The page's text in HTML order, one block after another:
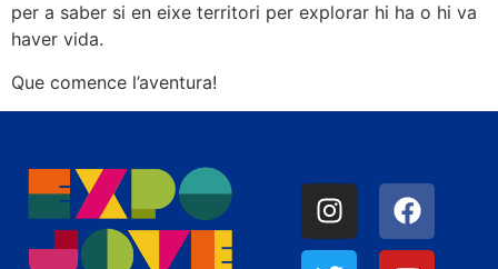
per a saber si en eixe territori per explorar hi ha o hi va
haver vida.
Que comence l’aventura!